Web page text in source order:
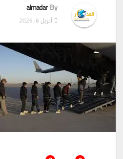
By
almadar
أبريل 6, 2026